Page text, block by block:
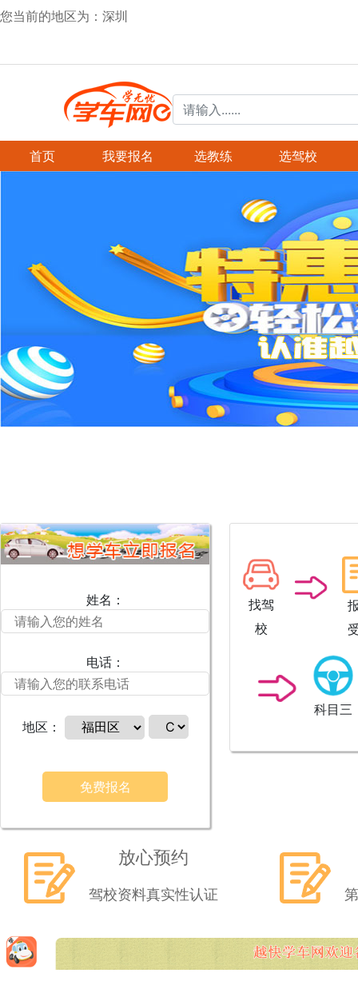
您当前的地区为： 深圳
首页 我要报名 选教练 选驾校
姓名：
电话：
地区：
免费报名
找驾
校
科目三
放心预约
驾校资料真实性认证